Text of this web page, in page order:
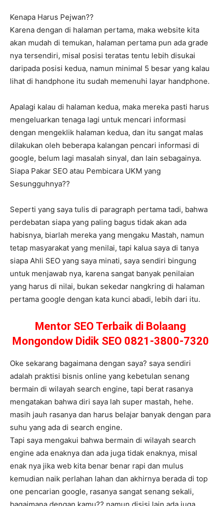
Kenapa Harus Pejwan??
Karena dengan di halaman pertama, maka website kita
akan mudah di temukan, halaman pertama pun ada grade
nya tersendiri, misal posisi teratas tentu lebih disukai
daripada posisi kedua, namun minimal 5 besar yang kalau
lihat di handphone itu sudah memenuhi layar handphone.
Apalagi kalau di halaman kedua, maka mereka pasti harus
mengeluarkan tenaga lagi untuk mencari informasi
dengan mengeklik halaman kedua, dan itu sangat malas
dilakukan oleh beberapa kalangan pencari informasi di
google, belum lagi masalah sinyal, dan lain sebagainya.
Siapa Pakar SEO atau Pembicara UKM yang
Sesungguhnya??
Seperti yang saya tulis di paragraph pertama tadi, bahwa
perdebatan siapa yang paling bagus tidak akan ada
habisnya, biarlah mereka yang mengaku Mastah, namun
tetap masyarakat yang menilai, tapi kalua saya di tanya
siapa Ahli SEO yang saya minati, saya sendiri bingung
untuk menjawab nya, karena sangat banyak penilaian
yang harus di nilai, bukan sekedar nangkring di halaman
pertama google dengan kata kunci abadi, lebih dari itu.
Mentor SEO Terbaik di Bolaang
Mongondow Didik SEO 0821-3800-7320
Oke sekarang bagaimana dengan saya? saya sendiri
adalah praktisi bisnis online yang kebetulan senang
bermain di wilayah search engine, tapi berat rasanya
mengatakan bahwa diri saya lah super mastah, hehe.
masih jauh rasanya dan harus belajar banyak dengan para
suhu yang ada di search engine.
Tapi saya mengakui bahwa bermain di wilayah search
engine ada enaknya dan ada juga tidak enaknya, misal
enak nya jika web kita benar benar rapi dan mulus
kemudian naik perlahan lahan dan akhirnya berada di top
one pencarian google, rasanya sangat senang sekali,